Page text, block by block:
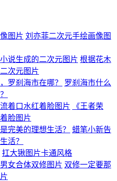
刘亦菲二次元手绘画像图
根据花木
次元图片
罗刹海市什么
《王者荣
脸图片
蜡笔小新告
活？
扛大锹图片卡通风格
双修一定要那